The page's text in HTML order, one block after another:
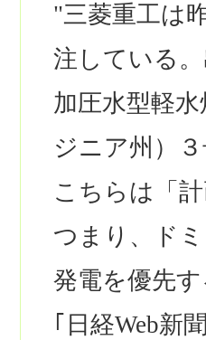
"三菱重工は
注している
加圧水型軽
ジニア州）
こちらは「
つまり、ド
発電を優先
｢日経Web新